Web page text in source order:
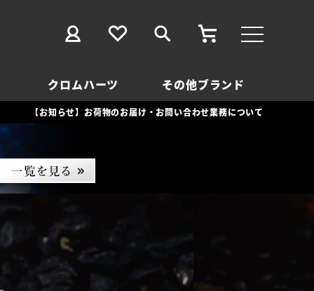
クロムハーツ その他ブランド
【お知らせ】お荷物のお届け・お問い合わせ業務について